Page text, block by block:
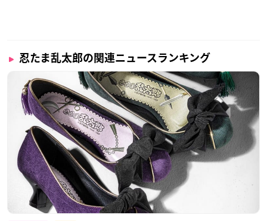
忍たま乱太郎の関連ニュースランキング